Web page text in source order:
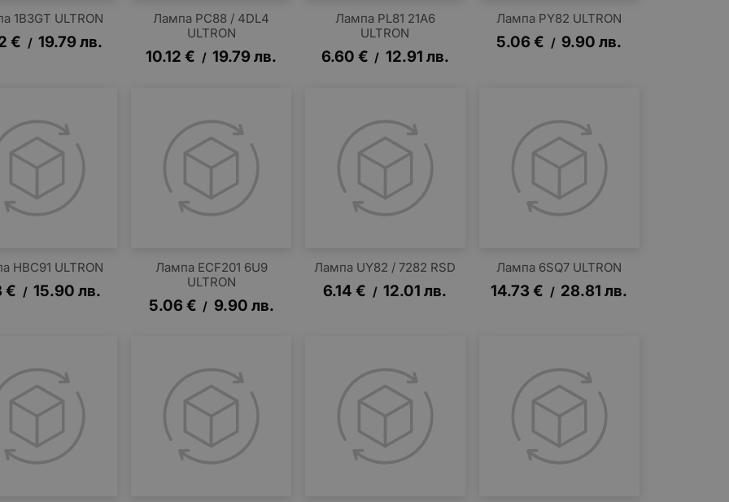
1B3GT ULTRON
€ / 19.79лв.
Лампа PC88 / 4DL4
ULTRON
10.12 € / 19.79лв.
Лампа PL81 21A6
ULTRON
6.60 € / 12.91 лв.
Лампа PY82 ULTRON
5.06€ / 9.90 лв.
HBC91 ULTRON
€ / 15.90 лв.
Лампа ECF201 6U9
ULTRON
5.06€ / 9.90 лв.
Лампа UY82 / 7282 RSD
6.14 € / 12.01 лв.
Лампа 6SQ7 ULTRON
14.73 € / 28.81 лв.